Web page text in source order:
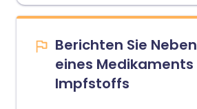
Berichten Sie
eines
Impfstoffs